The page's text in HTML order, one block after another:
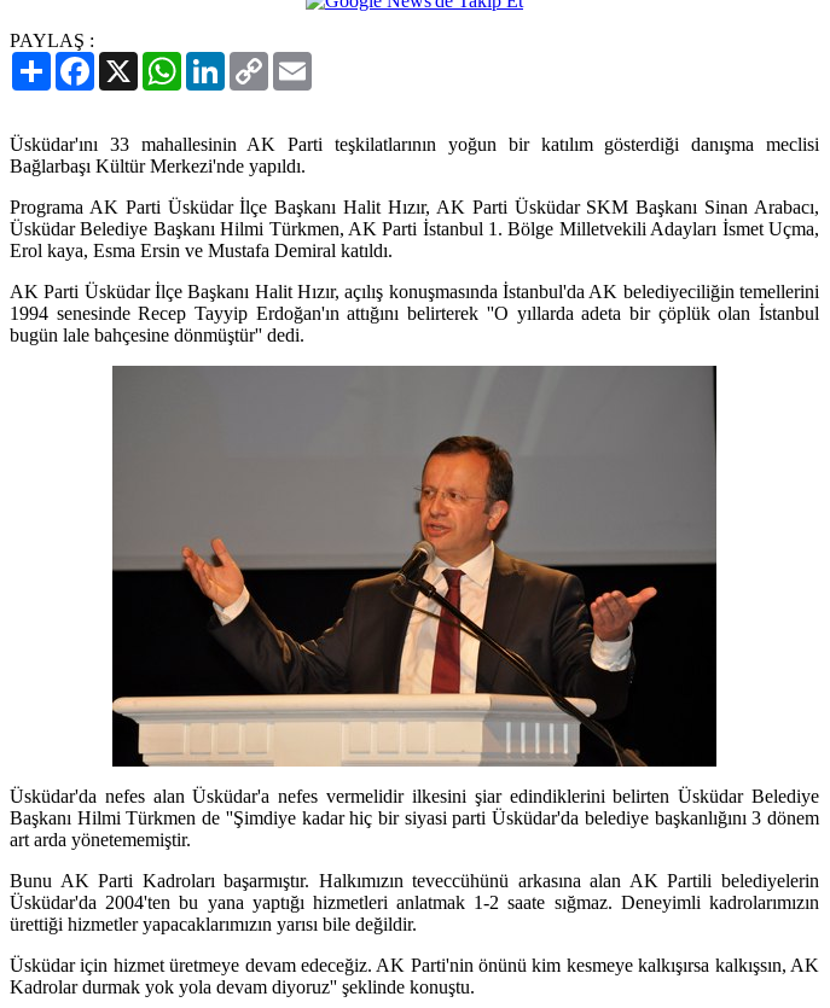
PAYLAŞ :
PaylaşFacebook
X WhatsAppLinkedIn
Copy
Link
Üsküdar'ını 33 mahallesinin AK Parti teşkilatlarının yoğun bir katılım gösterdiği danışma meclisi
Bağlarbaşı Kültür Merkezi'nde yapıldı.
Programa AK Parti Üsküdar İlçe Başkanı Halit Hızır, AK Parti Üsküdar SKM Başkanı Sinan Arabacı,
Üsküdar Belediye Başkanı Hilmi Türkmen, AK Parti İstanbul 1. Bölge Milletvekili Adayları İsmet Uçma,
Erol kaya, Esma Ersin ve Mustafa Demiral katıldı.
AK Parti Üsküdar İlçe Başkanı Halit Hızır, açılış konuşmasında İstanbul'da AK belediyeciliğin temellerini
1994 senesinde Recep Tayyip Erdoğan'ın attığını belirterek ''O yıllarda adeta bir çöplük olan İstanbul
bugün lale bahçesine dönmüştür'' dedi.
Üsküdar'da nefes alan Üsküdar'a nefes vermelidir ilkesini şiar edindiklerini belirten Üsküdar Belediye
Başkanı Hilmi Türkmen de ''Şimdiye kadar hiç bir siyasi parti Üsküdar'da belediye başkanlığını 3 dönem
art arda yönetememiştir.
Bunu AK Parti Kadroları başarmıştır. Halkımızın teveccühünü arkasına alan AK Partili belediyelerin
Üsküdar'da 2004'ten bu yana yaptığı hizmetleri anlatmak 1-2 saate sığmaz. Deneyimli kadrolarımızın
ürettiği hizmetler yapacaklarımızın yarısı bile değildir.
Üsküdar için hizmet üretmeye devam edeceğiz. AK Parti'nin önünü kim kesmeye kalkışırsa kalkışsın, AK
Kadrolar durmak yok yola devam diyoruz'' şeklinde konuştu.